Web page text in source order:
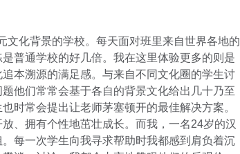
文化背景的学校。每天面对班里来自世界各地的
普通学校的好几倍。我在这里体验更多的则是
本溯源的满足感。与来自不同文化圈的学生讨
他们常常会基于各自的背景文化给出几十乃至
时常会提出让老师茅塞顿开的最佳解决方案。
、拥有个性地茁壮成长。而我，一名24岁的汉
每一次学生向我寻求帮助时我都感到肩负着沉